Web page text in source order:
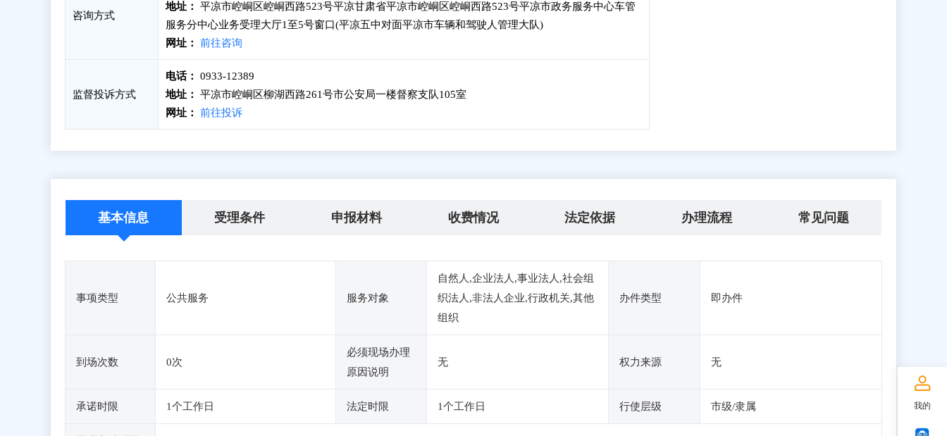
咨询方式
地址：
平凉市崆峒区崆峒西路523号平凉甘肃省平凉市崆峒区崆峒西路523号平凉市政务服务中心车管
服务分中心业务受理大厅1至5号窗口(平凉五中对面平凉市车辆和驾驶人管理大队)
网址：
前往咨询
监督投诉方式
电话：
0933-12389
地址：
平凉市崆峒区柳湖西路261号市公安局一楼督察支队105室
网址：
前往投诉
基本信息 受理条件 申报材料 收费情况 法定依据 办理流程 常见问题
事项类型 公共服务 服务对象
自然人,企业法人,事业法人,社会组
织法人,非法人企业,行政机关,其他
组织
办件类型 即办件
到场次数 0次
必须现场办理
原因说明
无 权力来源 无
承诺时限 1个工作日 法定时限 1个工作日 行使层级 市级/隶属 我的